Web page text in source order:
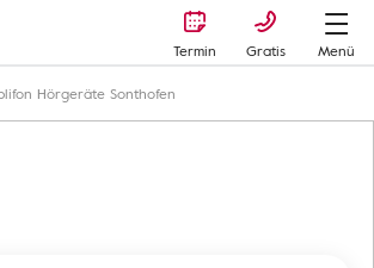
Termin Gratis
Menü
Hörgeräte Sonthofen